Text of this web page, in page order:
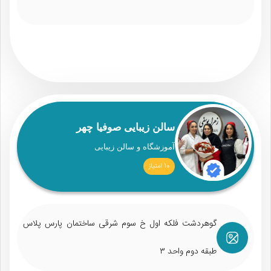
سالن زیبایی صوفیا چهر
آموزشگاه و سالن زیبایی
10 امتیاز
گوهردشت فلکه اول خ سوم شرقی ساختمان پارس پلاس
طبقه دوم واحد ۳